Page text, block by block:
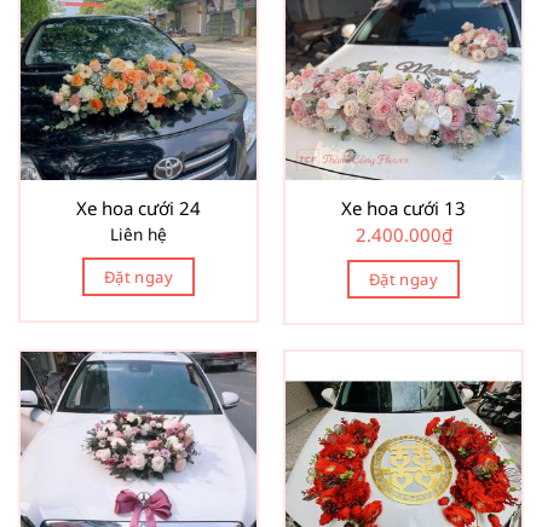
Xe hoa cưới 24
Liên hệ
Đặt ngay
Xe hoa cưới 13
2.400.000₫
Đặt ngay